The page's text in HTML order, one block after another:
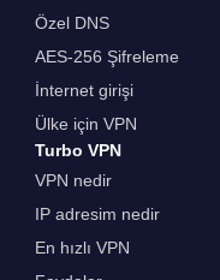
Özel DNS
AES-256 Şifreleme
İnternet girişi
Ülke için VPN
Turbo VPN
VPN nedir
IP adresim nedir
En hızlı VPN